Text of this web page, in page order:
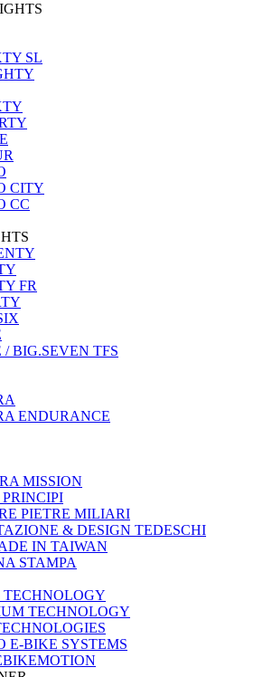
SL
CITY
CC
FR
BIG.SEVEN TFS
ENDURANCE
MISSION
PIETRE MILIARI
& DESIGN TEDESCHI
IN TAIWAN
STAMPA
TECHNOLOGY
E-BIKE SYSTEMS